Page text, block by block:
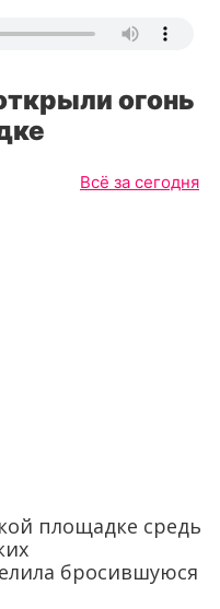
огонь
Всё за сегодня
площадке средь
бросившуюся